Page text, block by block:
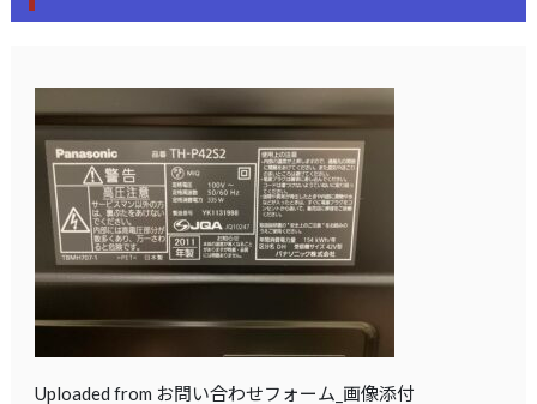
Uploaded from お問い合わせフォーム_画像添付